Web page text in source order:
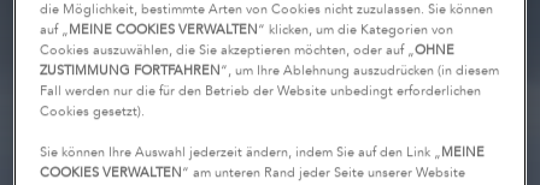
die Möglichkeit, bestimmte Arten von Cookies nicht zuzulassen. Sie können
auf „MEINE COOKIES VERWALTEN“ klicken, um die Kategorien von
Cookies auszuwählen, die Sie akzeptieren möchten, oder auf „OHNE
ZUSTIMMUNG FORTFAHREN“, um Ihre Ablehnung auszudrücken (in diesem
Fall werden nur die für den Betrieb der Website unbedingt erforderlichen
Cookies gesetzt).
Sie können Ihre Auswahl jederzeit ändern, indem Sie auf den Link „MEINE
COOKIES VERWALTEN“ am unteren Rand jeder Seite unserer Website